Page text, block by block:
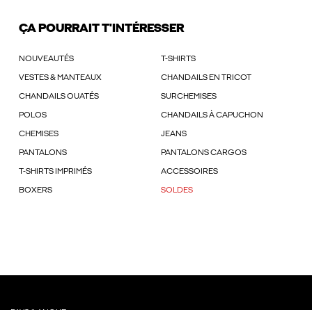
ÇA POURRAIT T'INTÉRESSER
NOUVEAUTÉS T-SHIRTS
VESTES & MANTEAUX CHANDAILS EN TRICOT
CHANDAILS OUATÉS SURCHEMISES
POLOS CHANDAILS À CAPUCHON
CHEMISES JEANS
PANTALONS PANTALONS CARGOS
T-SHIRTS IMPRIMÉS ACCESSOIRES
BOXERS SOLDES